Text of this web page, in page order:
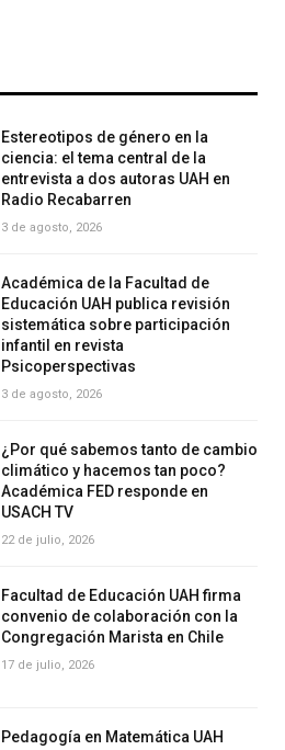
Estereotipos de género en la
ciencia: el tema central de la
entrevista a dos autoras UAH en
Radio Recabarren
3 de agosto, 2026
Académica de la Facultad de
Educación UAH publica revisión
sistemática sobre participación
infantil en revista
Psicoperspectivas
3 de agosto, 2026
¿Por qué sabemos tanto de cambio
climático y hacemos tan poco?
Académica FED responde en
USACH TV
22 de julio, 2026
Facultad de Educación UAH firma
convenio de colaboración con la
Congregación Marista en Chile
17 de julio, 2026
Pedagogía en Matemática UAH